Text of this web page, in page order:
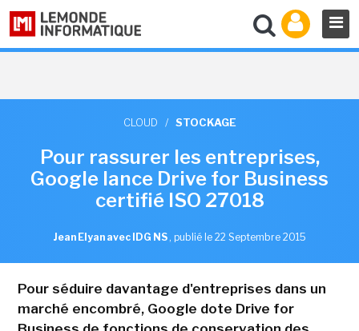
CLOUD / STOCKAGE
Pour rassurer les entreprises,
Google lance Drive for Business
certifié ISO 27018
Jean Elyan avec IDG NS , publié le 22 Septembre 2015
Pour séduire davantage d'entreprises dans un
marché encombré, Google dote Drive for